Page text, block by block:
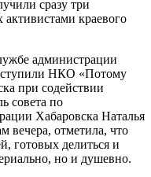
сразу три
краевого
администрации
НКО «Потому
при содействии
совета по
Хабаровска Наталья
вечера, отметила, что
готовых делиться и
но и душевно.